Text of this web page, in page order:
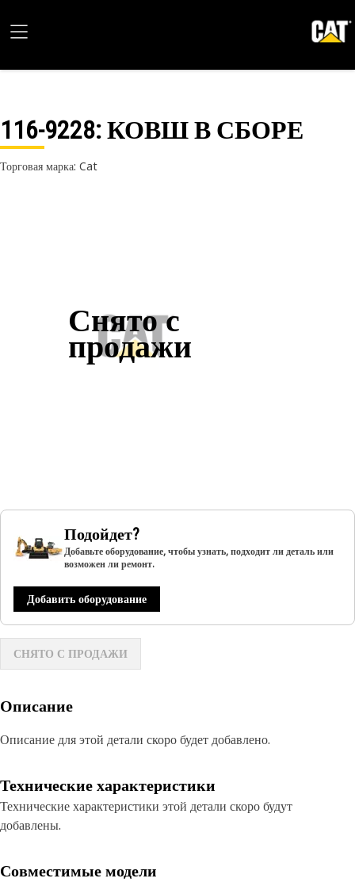
116-9228: КОВШ В СБОРЕ
Торговая марка: Cat
Снято с
продажи
Подойдет?
Добавьте оборудование, чтобы узнать, подходит ли деталь или
возможен ли ремонт.
Добавить оборудование
СНЯТО С ПРОДАЖИ
Описание
Описание для этой детали скоро будет добавлено.
Технические характеристики
Технические характеристики этой детали скоро будут
добавлены.
Совместимые модели